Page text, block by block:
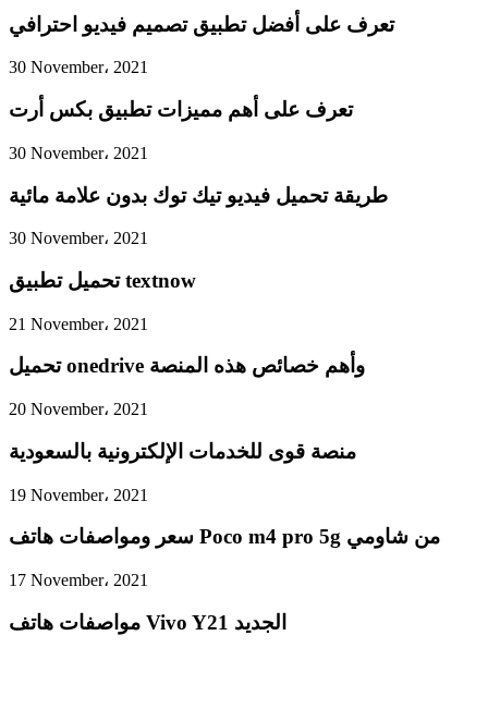
تعرف على أفضل تطبيق تصميم فيديو احترافي
30 November، 2021
تعرف على أهم مميزات تطبيق بكس أرت
30 November، 2021
طريقة تحميل فيديو تيك توك بدون علامة مائية
30 November، 2021
تحميل تطبيق textnow
21 November، 2021
تحميل onedrive وأهم خصائص هذه المنصة
20 November، 2021
منصة قوى للخدمات الإلكترونية بالسعودية
19 November، 2021
سعر ومواصفات هاتف Poco m4 pro 5g من شاومي
17 November، 2021
مواصفات هاتف Vivo Y21 الجديد